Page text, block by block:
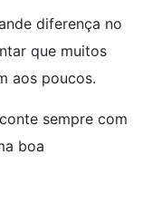
diferença no
que muitos
aos poucos.
sempre com
boa